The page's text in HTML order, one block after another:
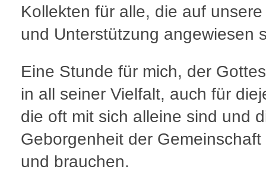
Kollekten für alle, die auf
und Unterstützung angewiesen
Eine Stunde für mich, der
in all seiner Vielfalt, auch für
die oft mit sich alleine sind und
Geborgenheit der
und brauchen.